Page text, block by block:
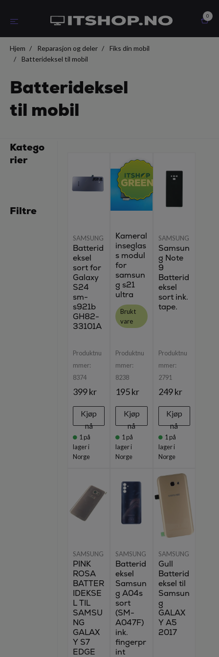
0
Hjem Reparasjon og deler
Fiks din mobil
Batterideksel til mobil
Batterideksel
til mobil
Katego
rier
Filtre
SAMSUNG
Batterid
eksel
sort for
Galaxy
S24
sm-
s921b
GH82-
33101A
Produktnu
mmer:
8374
399 kr
Kjøp
nå
1 på
lager i
Norge
Kameral
inseglas
s modul
for
samsun
g s21
ultra
Brukt
vare
Produktnu
mmer:
8238
195 kr
Kjøp
nå
1 på
lager i
Norge
SAMSUNG
Samsun
g Note
9
Batterid
eksel
sort ink.
tape.
Produktnu
mmer:
2791
249 kr
Kjøp
nå
1 på
lager i
Norge
SAMSUNG
PINK
ROSA
BATTER
IDEKSE
L TIL
SAMSU
NG
GALAX
Y S7
EDGE
SAMSUNG
Batterid
eksel
Samsun
g A04s
sort
(SM-
A047F)
ink.
fingerpr
int
SAMSUNG
Gull
Batterid
eksel til
Samsun
g
GALAX
Y A5
2017